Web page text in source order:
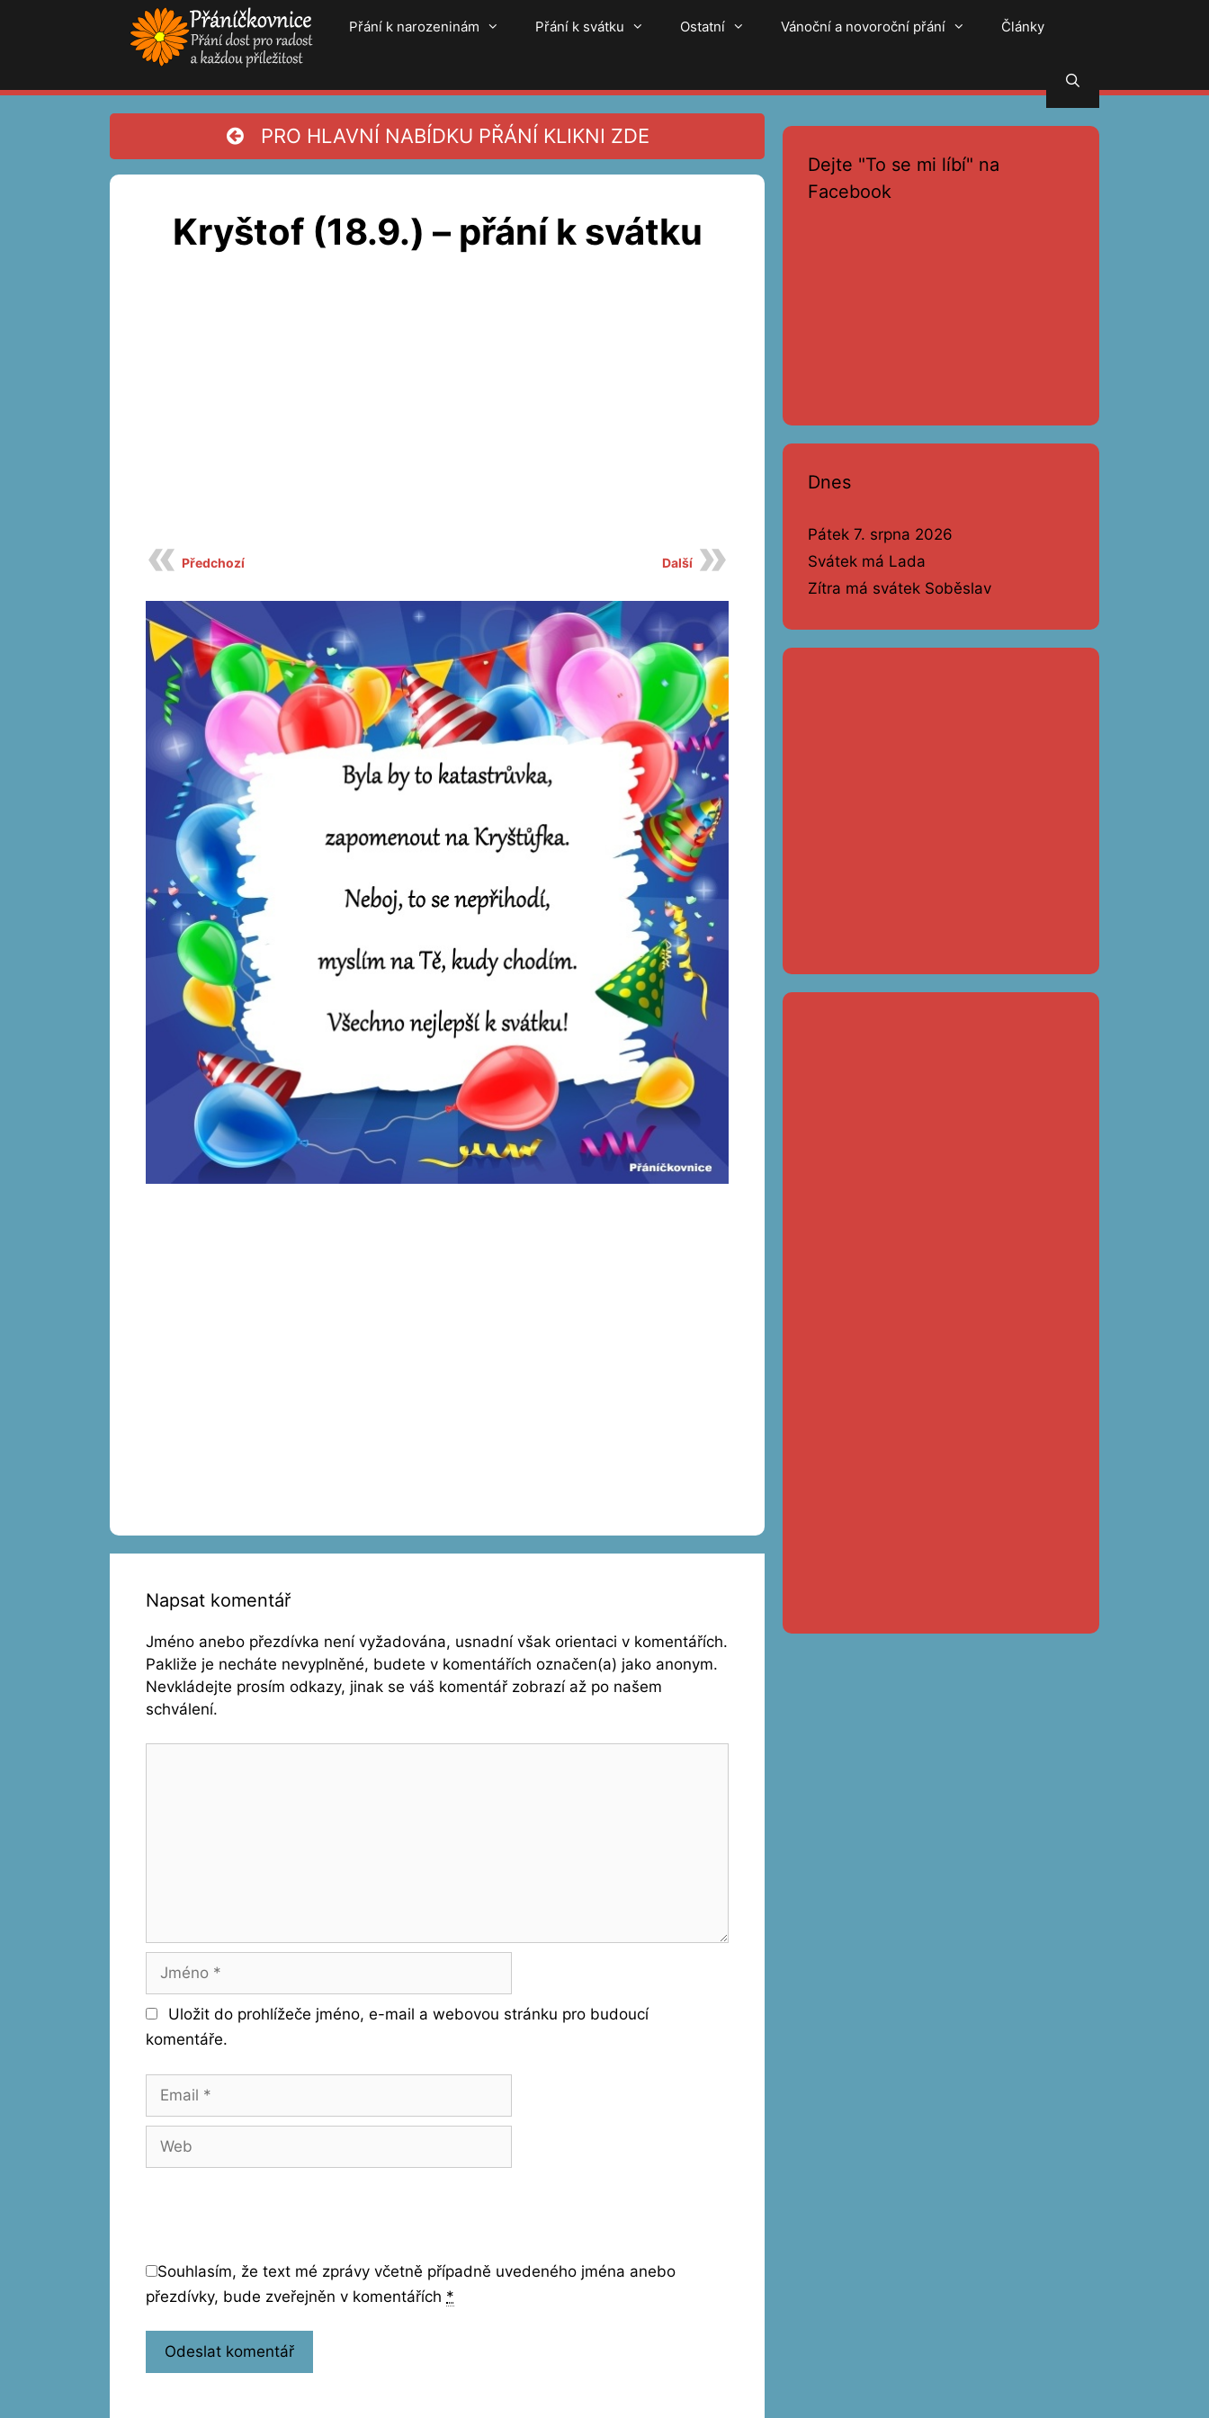
Přání k narozeninám Přání k svátku Ostatní Vánoční a novoroční přání Články
PRO HLAVNÍ NABÍDKU PŘÁNÍ KLIKNI ZDE
Kryštof (18.9.) – přání k svátku
Předchozí Další
Napsat komentář
Jméno anebo přezdívka není vyžadována, usnadní však orientaci v komentářích.
Pakliže je necháte nevyplněné, budete v komentářích označen(a) jako anonym.
Nevkládejte prosím odkazy, jinak se váš komentář zobrazí až po našem
schválení.
Jméno
Uložit do prohlížeče jméno, e-mail a webovou stránku pro budoucí
komentáře.
Email
Web
Souhlasím, že text mé zprávy včetně případně uvedeného jména anebo
přezdívky, bude zveřejněn v komentářích *
Dejte "To se mi líbí" na
Facebook
Dnes
Pátek 7. srpna 2026
Svátek má Lada
Zítra má svátek Soběslav